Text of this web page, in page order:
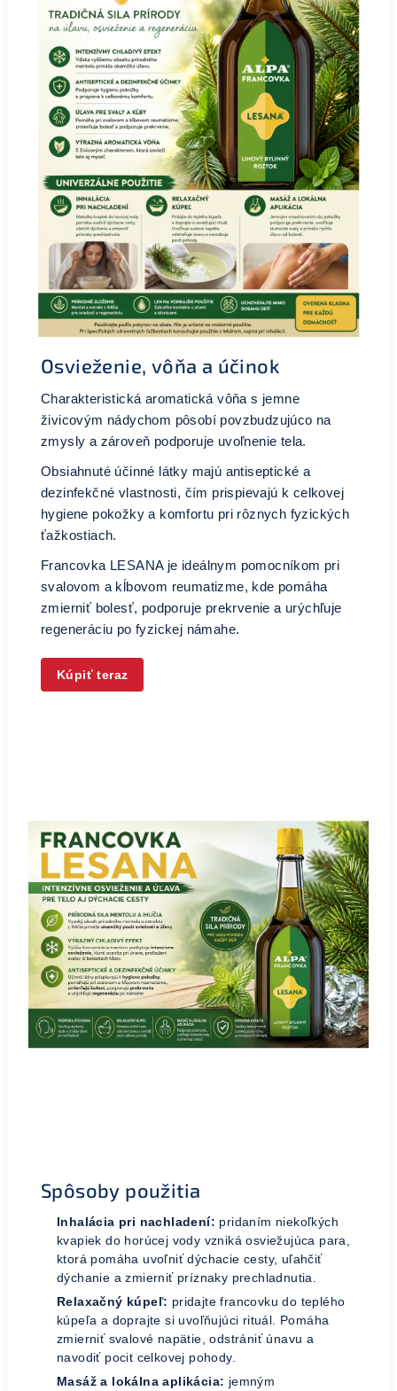
Osvieženie, vôňa a účinok
Charakteristická aromatická vôňa s jemne
živicovým nádychom pôsobí povzbudzujúco na
zmysly a zároveň podporuje uvoľnenie tela.
Obsiahnuté účinné látky majú antiseptické a
dezinfekčné vlastnosti, čím prispievajú k celkovej
hygiene pokožky a komfortu pri rôznych fyzických
ťažkostiach.
Francovka LESANA je ideálnym pomocníkom pri
svalovom a kĺbovom reumatizme, kde pomáha
zmierniť bolesť, podporuje prekrvenie a urýchľuje
regeneráciu po fyzickej námahe.
Kúpiť teraz
Spôsoby použitia
Inhalácia pri nachladení: pridaním niekoľkých
kvapiek do horúcej vody vzniká osviežujúca para,
ktorá pomáha uvoľniť dýchacie cesty, uľahčiť
dýchanie a zmierniť príznaky prechladnutia.
Relaxačný kúpeľ: pridajte francovku do teplého
kúpeľa a doprajte si uvoľňujúci rituál. Pomáha
zmierniť svalové napätie, odstrániť únavu a
navodiť pocit celkovej pohody.
Masáž a lokálna aplikácia: jemným